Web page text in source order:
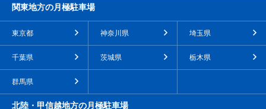
関東地方の月極駐車場
東京都 神奈川県 埼玉県
千葉県 茨城県 栃木県
群馬県
北陸・甲信越地方の月極駐車場